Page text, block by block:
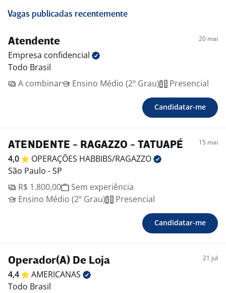
Vagas publicadas recentemente
Atendente 20 mai
Empresa confidencial
Todo Brasil
A combinar
Ensino Médio (2º Grau) Presencial
Candidatar-me
ATENDENTE - RAGAZZO - TATUAPÉ 15 mai
4,0 OPERAÇÕES HABBIBS/RAGAZZO
São Paulo - SP
R$ 1.800,00
Sem experiência
Ensino Médio (2º Grau)
Presencial
Candidatar-me
Operador(A) De Loja 21 jul
4,4
AMERICANAS
Todo Brasil